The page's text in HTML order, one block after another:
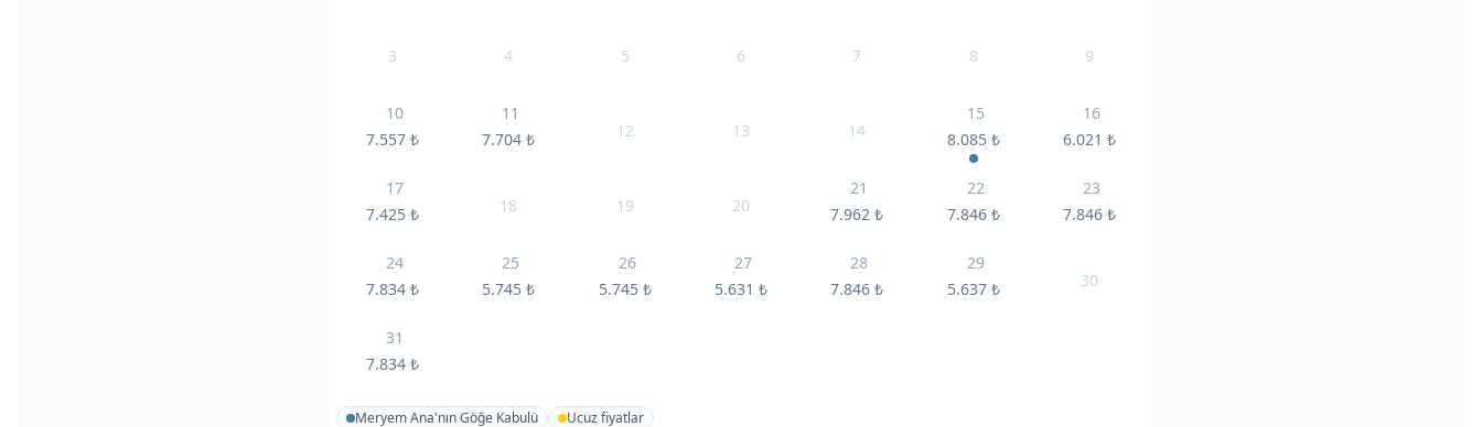
3 4 5 6 7 8 9
10
7.557 ₺
11
7.704₺ 12 13 14
15
8.085 ₺
16
6.021₺
17
7.425 ₺ 18 19 20
21
7.962₺
22
7.846 ₺
23
7.846₺
24
7.834 ₺
25
5.745₺
26
5.745 ₺
27
5.631 ₺
28
7.846₺
29
5.637 ₺ 30
31
7.834 ₺
Meryem Ana'nın Göğe Kabulü Ucuz fiyatlar